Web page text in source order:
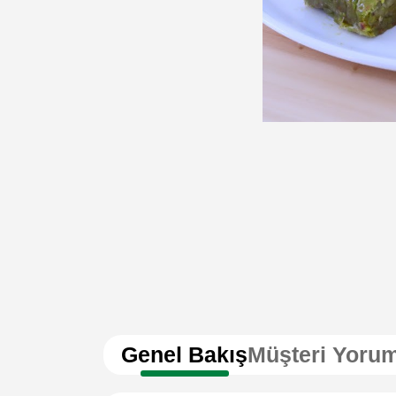
Genel BakışMüşteri